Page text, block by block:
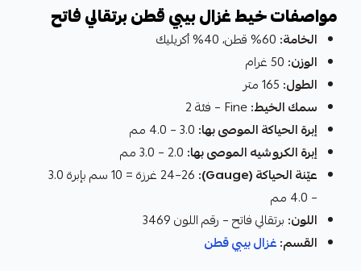
مواصفات خيط غزال بيبي قطن برتقالي فاتح
الخامة:
الوزن:
الطول:
سمك الخيط:
إبرة الحياكة الموصى بها:
إبرة الكروشيه الموصى بها:
عيّنة الحياكة (Gauge):
24–26 غرزة = 10 سم بإبرة 3.0
– 4.0 مم
اللون: برتقالي فاتح – رقم اللون 3469
القسم:غزال بيبي قطن